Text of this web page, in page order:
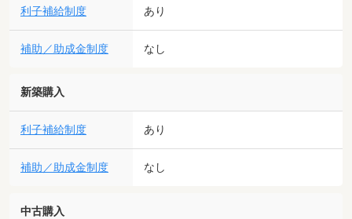
利子補給制度 あり
補助／助成金制度 なし
新築購入
利子補給制度 あり
補助／助成金制度 なし
中古購入